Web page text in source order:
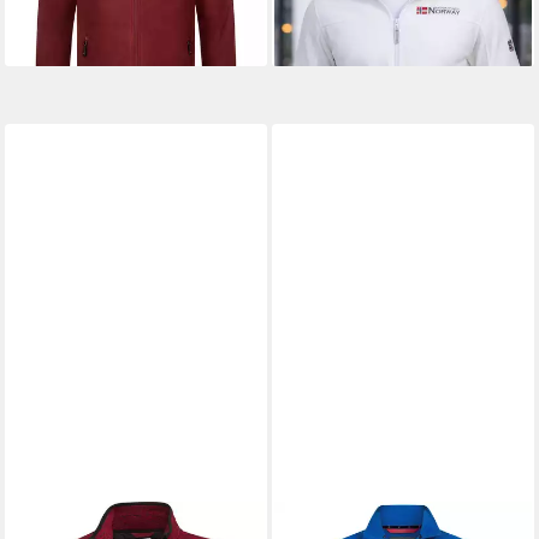
Grip Paracord Zipper
Übergang
Strickfleecejacke HÖHENHORNFleecejacke